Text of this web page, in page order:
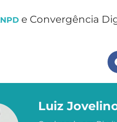
e Convergência
Luiz